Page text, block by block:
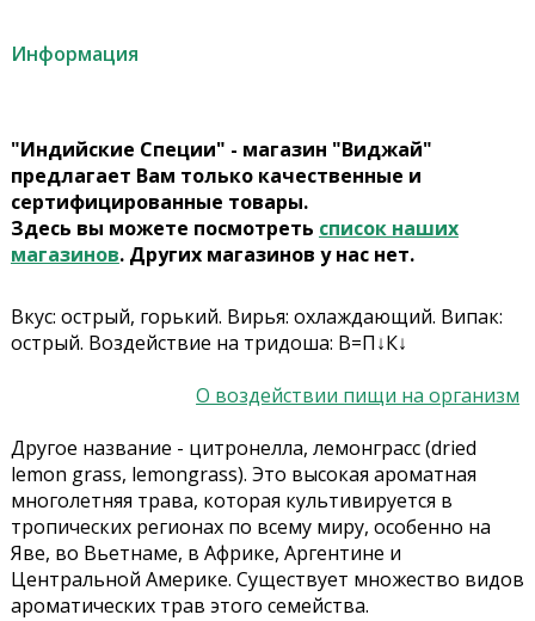
Информация
"Индийские Специи" - магазин "Виджай"
предлагает Вам только качественные и
сертифицированные товары.
Здесь вы можете посмотреть список наших
магазинов. Других магазинов у нас нет.
Вкус: острый, горький. Вирья: охлаждающий. Випак:
острый. Воздействие на тридоша: В=П↓К↓
О воздействии пищи на организм
Другое название - цитронелла, лемонграсс (dried
lemon grass, lemongrass). Это высокая ароматная
многолетняя трава, которая культивируется в
тропических регионах по всему миру, особенно на
Яве, во Вьетнаме, в Африке, Аргентине и
Центральной Америке. Существует множество видов
ароматических трав этого семейства.